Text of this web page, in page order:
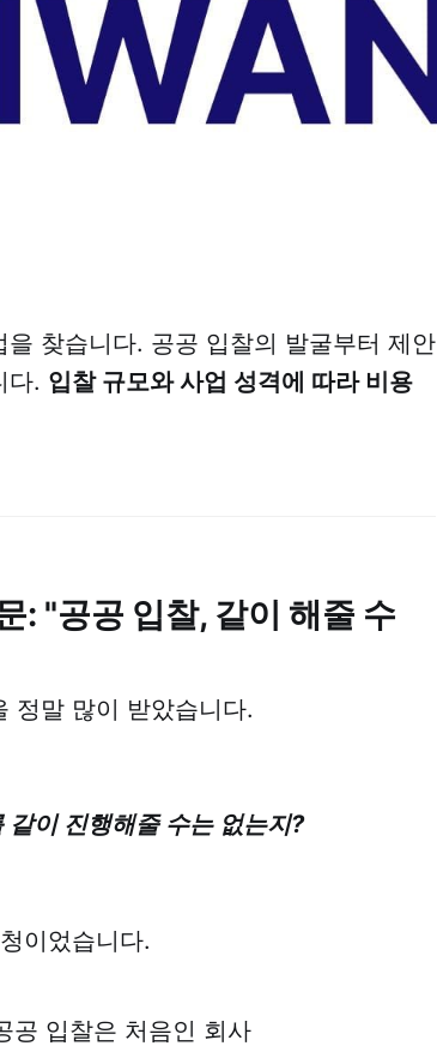
찾습니다. 공공 입찰의 발굴부터 제안
다. 입찰 규모와 사업 성격에 따라 비용
: "공공 입찰, 같이 해줄 수
정말 많이 받았습니다.
이 진행해줄 수는 없는지?
이었습니다.
공 입찰은 처음인 회사